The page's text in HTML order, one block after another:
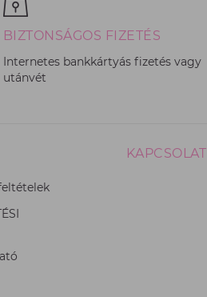
BIZTONSÁGOS FIZETÉS
Internetes bankkártyás fizetés vagy
utánvét
KAPCSOLAT